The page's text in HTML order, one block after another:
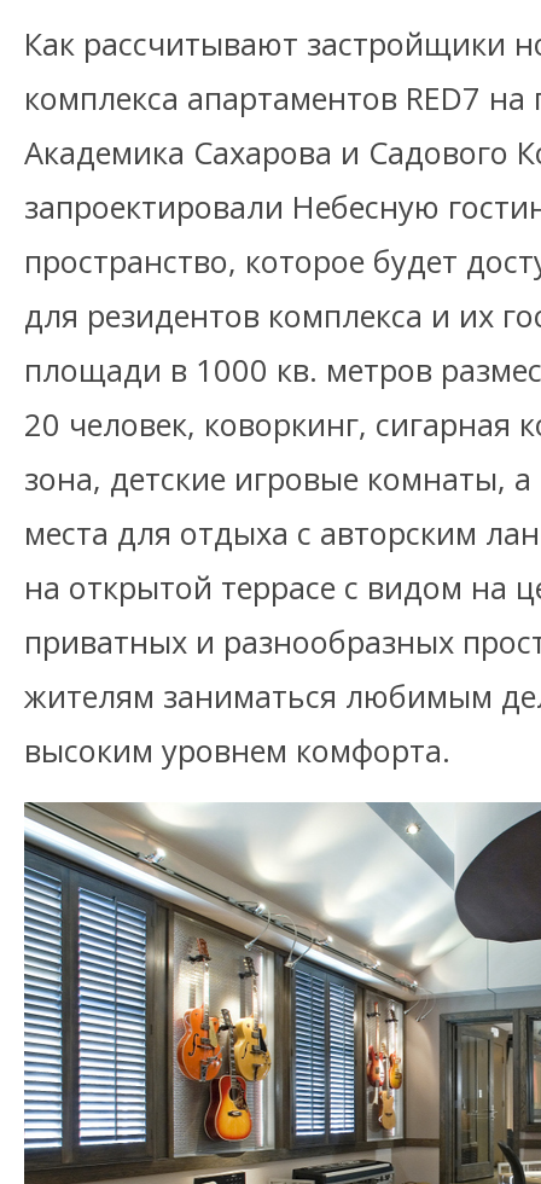
Как рассчитывают застройщики
комплекса апартаментов RED7
Академика Сахарова и Садового
запроектировали Небесную
пространство, которое будет
для резидентов комплекса и их
площади в 1000 кв. метров
20 человек, коворкинг, сигарная
зона, детские игровые комнаты,
места для отдыха с авторским
на открытой террасе с видом на
приватных и разнообразных
жителям заниматься любимым
высоким уровнем комфорта.